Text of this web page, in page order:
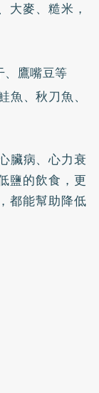
大麥、糙米，
、鷹嘴豆等
、秋刀魚、
臟病、心力衰
鹽的飲食，更
都能幫助降低